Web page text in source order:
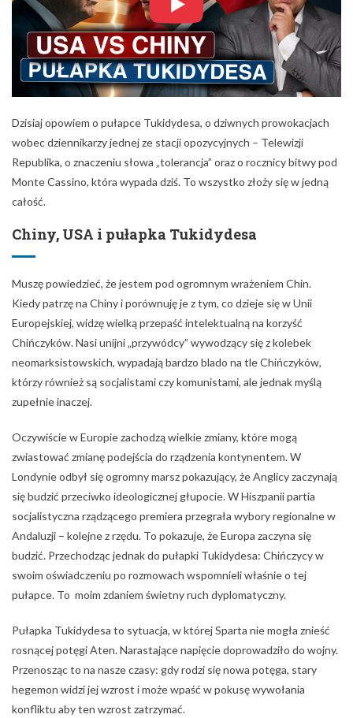
Dzisiaj opowiem o pułapce Tukidydesa, o dziwnych prowokacjach
wobec dziennikarzy jednej ze stacji opozycyjnych – Telewizji
Republika, o znaczeniu słowa „tolerancja” oraz o rocznicy bitwy pod
Monte Cassino, która wypada dziś. To wszystko złoży się w jedną
całość.
Chiny, USA i pułapka Tukidydesa
Muszę powiedzieć, że jestem pod ogromnym wrażeniem Chin.
Kiedy patrzę na Chiny i porównuję je z tym, co dzieje się w Unii
Europejskiej, widzę wielką przepaść intelektualną na korzyść
Chińczyków. Nasi unijni „przywódcy” wywodzący się z kolebek
neomarksistowskich, wypadają bardzo blado na tle Chińczyków,
którzy również są socjalistami czy komunistami, ale jednak myślą
zupełnie inaczej.
Oczywiście w Europie zachodzą wielkie zmiany, które mogą
zwiastować zmianę podejścia do rządzenia kontynentem. W
Londynie odbył się ogromny marsz pokazujący, że Anglicy zaczynają
się budzić przeciwko ideologicznej głupocie. W Hiszpanii partia
socjalistyczna rządzącego premiera przegrała wybory regionalne w
Andaluzji – kolejne z rzędu. To pokazuje, że Europa zaczyna się
budzić. Przechodząc jednak do pułapki Tukidydesa: Chińczycy w
swoim oświadczeniu po rozmowach wspomnieli właśnie o tej
pułapce. To moim zdaniem świetny ruch dyplomatyczny.
Pułapka Tukidydesa to sytuacja, w której Sparta nie mogła znieść
rosnącej potęgi Aten. Narastające napięcie doprowadziło do wojny.
Przenosząc to na nasze czasy: gdy rodzi się nowa potęga, stary
hegemon widzi jej wzrost i może wpaść w pokusę wywołania
konfliktu aby ten wzrost zatrzymać.